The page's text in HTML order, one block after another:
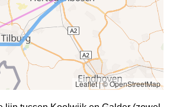
Leaflet|© OpenStreetMap